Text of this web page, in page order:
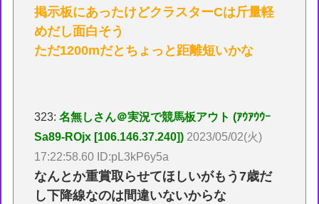
掲示板にあったけどクラスターCは斤量軽
めだし面白そう
ただ1200mだとちょっと距離短いかな
323:名無しさん＠実況で競馬板アウト (ｱｳｱｳｳｰ
Sa89-ROjx [106.146.37.240]) 2023/05/02(火)
17:22:58.60 ID:pL3kP6y5a
なんとか重賞取らせてほしいがもう7歳だ
し下降線なのは間違いないからな